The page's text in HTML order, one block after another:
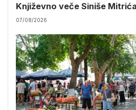
Književno veče Siniše
07/08/2026